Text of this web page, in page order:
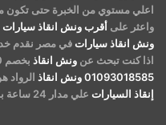
اعلي مستوي من الخبرة حتى تكون
واعثر على أقرب ونش انقاذ سيارات
ونش انقاذ سيارات في مصر نقدم
اذا كنت تبحث عن ونش انقاذ بخصم 50% اتصل بنا الان علي
01093018585ونش انقاذ الرواد
إنقاذ السيارات علي مدار 24 ساعة بدون اكرامية او رسوم اضافية.